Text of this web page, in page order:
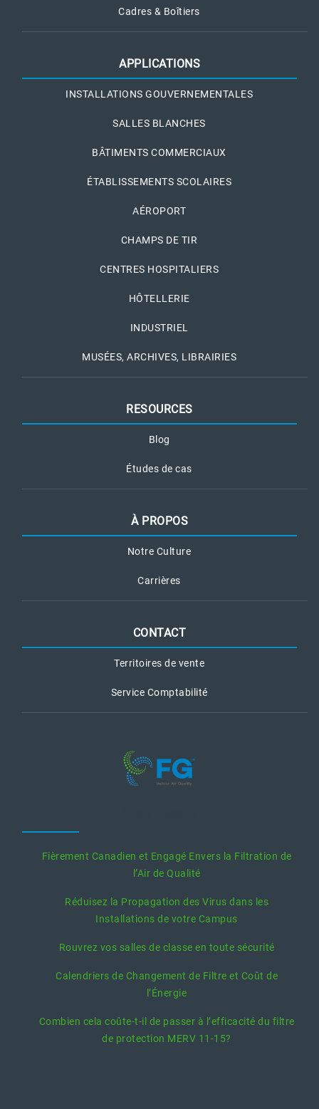
Cadres & Boîtiers
APPLICATIONS
INSTALLATIONS GOUVERNEMENTALES
SALLES BLANCHES
BÂTIMENTS COMMERCIAUX
ÉTABLISSEMENTS SCOLAIRES
AÉROPORT
CHAMPS DE TIR
CENTRES HOSPITALIERS
HÔTELLERIE
INDUSTRIEL
MUSÉES, ARCHIVES, LIBRAIRIES
RESOURCES
Blog
Études de cas
À PROPOS
Notre Culture
Carrières
CONTACT
Territoires de vente
Service Comptabilité
Fièrement Canadien et Engagé Envers la Filtration de
l’Air de Qualité
Réduisez la Propagation des Virus dans les
Installations de votre Campus
Rouvrez vos salles de classe en toute sécurité
Calendriers de Changement de Filtre et Coût de
l’Énergie
Combien cela coûte-t-il de passer à l’efficacité du filtre
de protection MERV 11-15?